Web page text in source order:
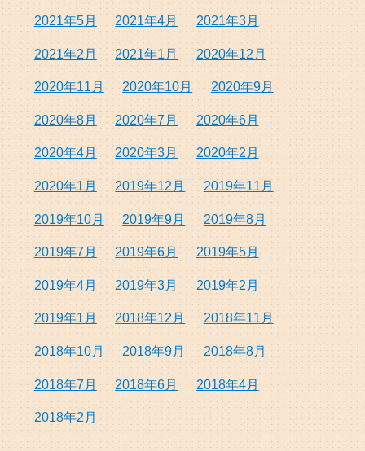
2021年5月 2021年4月 2021年3月
2021年2月 2021年1月 2020年12月
2020年11月 2020年10月 2020年9月
2020年8月 2020年7月 2020年6月
2020年4月 2020年3月 2020年2月
2020年1月 2019年12月 2019年11月
2019年10月 2019年9月 2019年8月
2019年7月 2019年6月 2019年5月
2019年4月 2019年3月 2019年2月
2019年1月 2018年12月 2018年11月
2018年10月 2018年9月 2018年8月
2018年7月 2018年6月 2018年4月
2018年2月